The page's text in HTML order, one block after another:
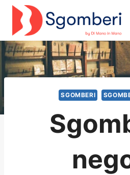
Salta
contenuto
SGOMBERI